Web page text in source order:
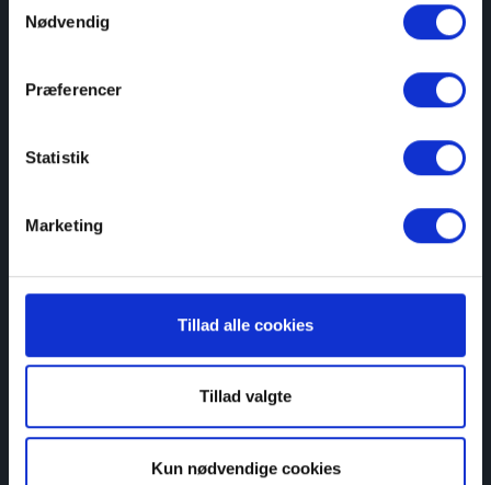
Nødvendig
Præferencer
Statistik
Marketing
Tillad alle cookies
Tillad valgte
Kun nødvendige cookies
Se åbningstider her